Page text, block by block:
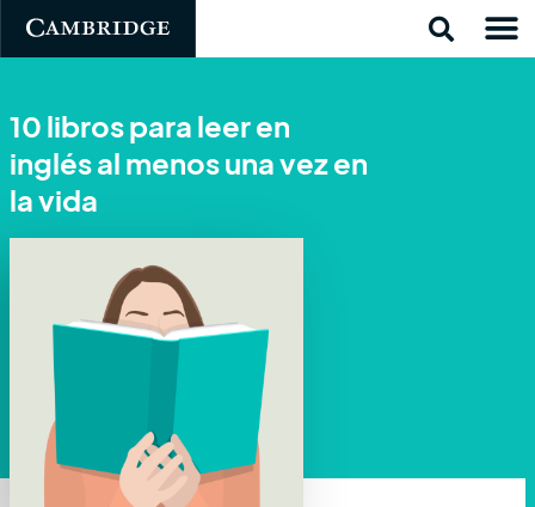
10 libros para leer en
inglés al menos una vez en
la vida